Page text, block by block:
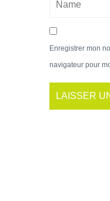
Enregistrer mon
navigateur pour